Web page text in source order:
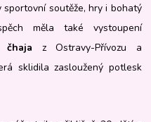
sportovní soutěže, hry i bohatý
měla také vystoupení
čhaja z Ostravy-Přívozu a
sklidila zasloužený potlesk